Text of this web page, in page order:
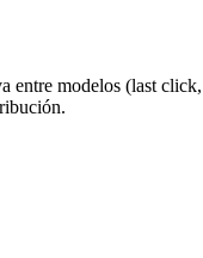
modelos (last